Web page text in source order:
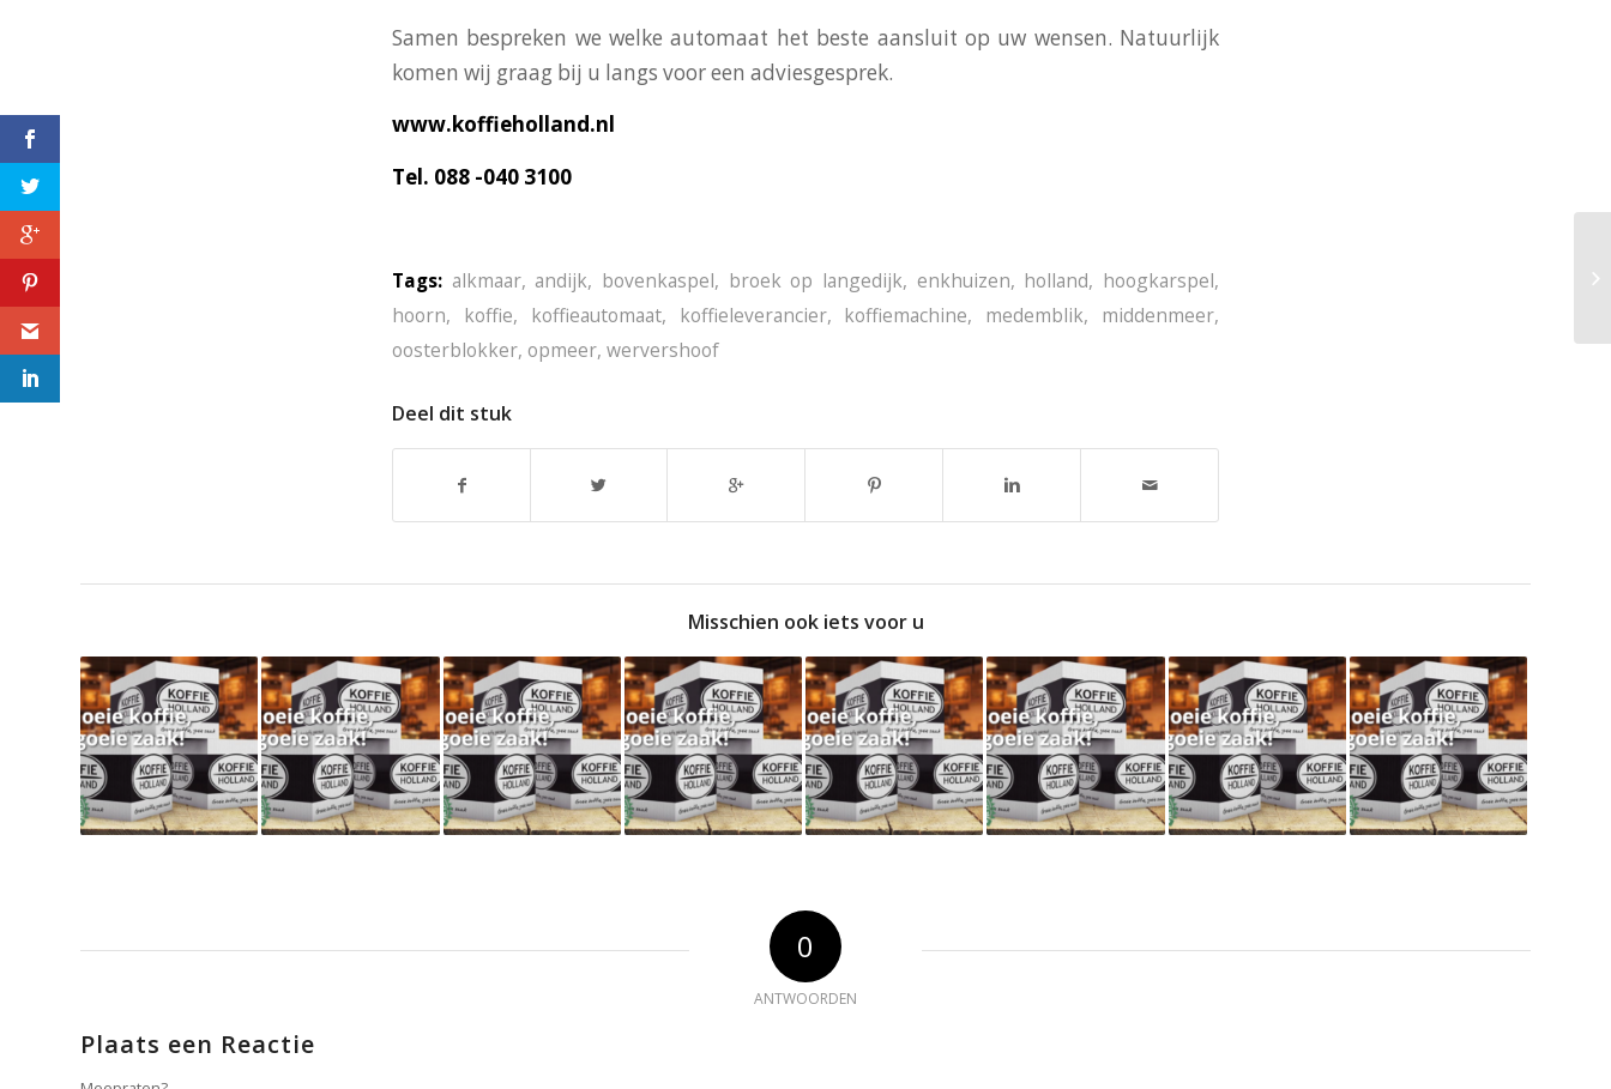
Samen bespreken we welke automaat het beste aansluit op uw wensen. Natuurlijk
komen wij graag bij u langs voor een adviesgesprek.
www.koffieholland.nl
Tel. 088 -040 3100
Tags: alkmaar, andijk, bovenkaspel, broek op langedijk, enkhuizen, holland, hoogkarspel,
hoorn, koffie, koffieautomaat, koffieleverancier, koffiemachine, medemblik, middenmeer,
oosterblokker, opmeer, wervershoof
Deel dit stuk
Misschien ook iets voor u
0
ANTWOORDEN
Plaats een Reactie